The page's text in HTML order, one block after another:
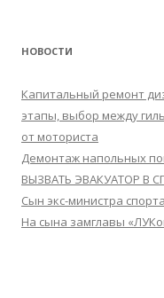
НОВОСТИ
Капитальный ремонт
этапы, выбор между
от моториста
Демонтаж напольных
ВЫЗВАТЬ ЭВАКУАТОР В
Сын экс-министра
На сына замглавы